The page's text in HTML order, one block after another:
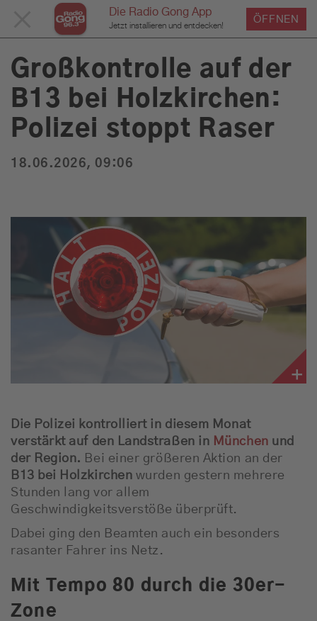
Die Radio Gong App
Jetzt installieren und entdecken!
ÖFFNEN
SCHLIESSEN
Service
Programm
Werbung
Musik
Du bist hier: Home Service News News Detailseite
Großkontrolle auf der
B13 bei Holzkirchen:
Polizei stoppt Raser
18.06.2026, 09:06
Die Polizei kontrolliert in diesem Monat
verstärkt auf den Landstraßen in München und
der Region. Bei einer größeren Aktion an der
B13 bei Holzkirchen wurden gestern mehrere
Stunden lang vor allem
Geschwindigkeitsverstöße überprüft.
Dabei ging den Beamten auch ein besonders
rasanter Fahrer ins Netz.
Mit Tempo 80 durch die 30er-
Zone